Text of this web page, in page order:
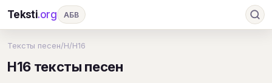
Teksti.org АБВ
И К Л М
Тексты песен/H/H16
H16 тексты песен